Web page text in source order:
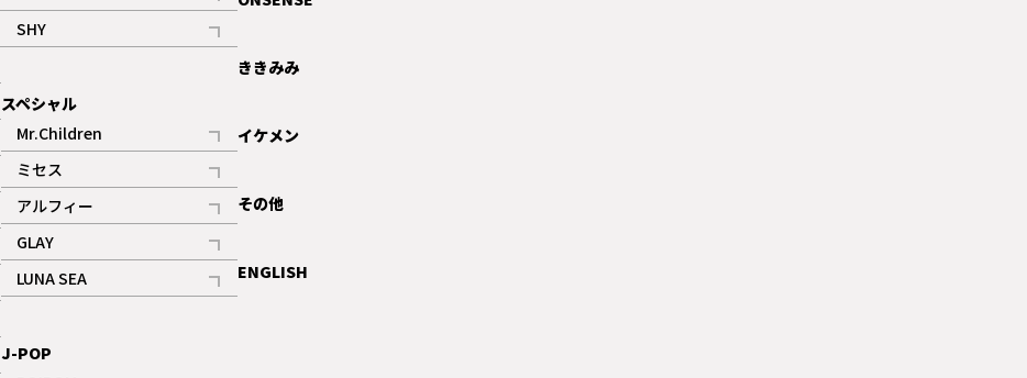
記事
ギャラリー
SHY
記事
スペシャル
Mr.Children
記事
ミセス
記事
アルフィー
記事
GLAY
記事
LUNA SEA
記事
J-POP
ききみみ
イケメン
その他
ENGLISH